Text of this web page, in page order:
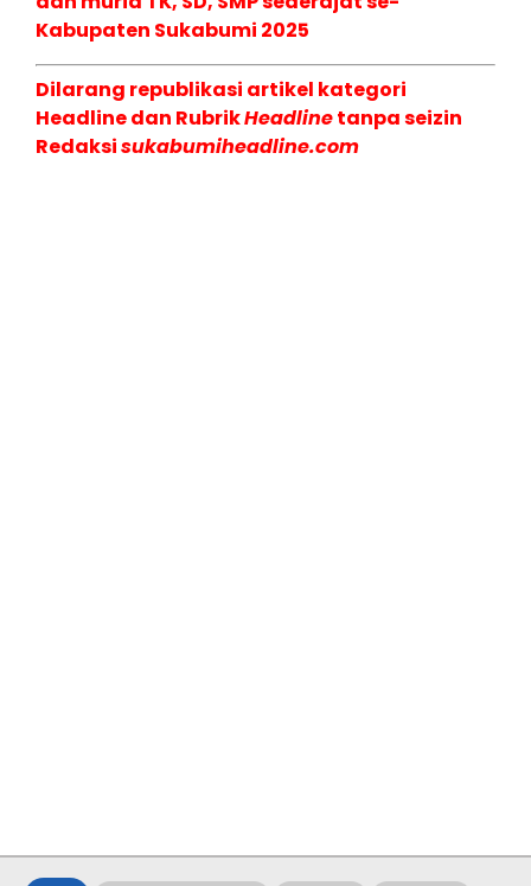
Kabupaten Sukabumi 2025
Dilarang republikasi artikel kategori
Headline dan RubrikHeadlinetanpa seizin
Redaksisukabumiheadline.com